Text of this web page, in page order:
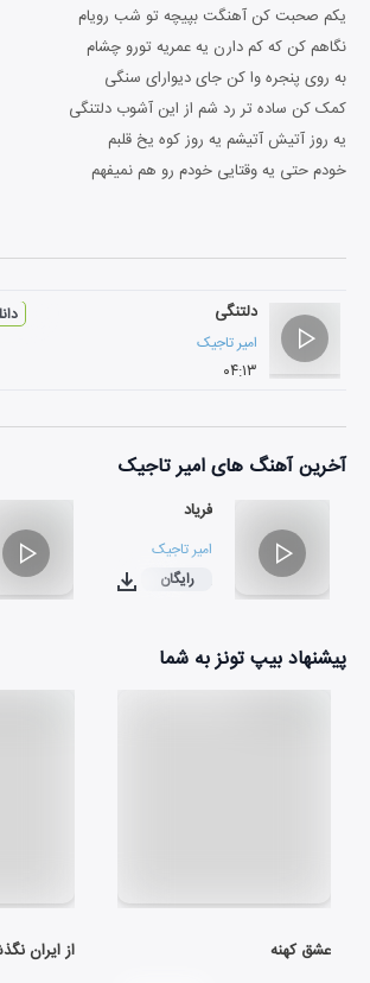
یکم صحبت کن آهنگت بپیچه تو شب رویام
نگاهم کن که کم دارن یه عمریه تورو چشام
به روی پنجره وا کن جای دیوارای سنگی
کمک کن ساده تر رد شم از این آشوب دلتنگی
یه روز آتیش آتیشم یه روز کوه یخ قلبم
خودم حتی یه وقتایی خودم رو هم نمیفهم
دلتنگی
امیر تاجیک
۰۴:۱۳
آخرین آهنگ های امیر تاجیک
فریاد
امیر تاجیک
۰۳:۳۴
رایگان
پیشنهاد بیپ تونز به شما
عشق کهنه از ایران